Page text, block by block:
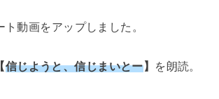
動画をアップしました。
【信じようと、信じまいとー】 を朗読。